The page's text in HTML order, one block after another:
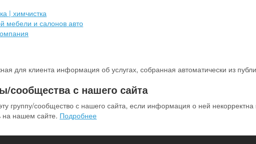
| химчистка
мебели и салонов авто
для клиента информация об услугах, собранная автоматически из
сообщества с нашего сайта
группу/сообщество с нашего сайта, если информация о ней некорректна
на нашем сайте. Подробнее